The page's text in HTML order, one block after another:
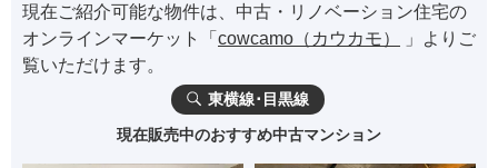
現在ご紹介可能な物件は、中古・リノベーション住宅の
オンラインマーケット「 cowcamo（カウカモ）
」よりご
覧いただけます。
東横線･目黒線
現在販売中のおすすめ中古マンション